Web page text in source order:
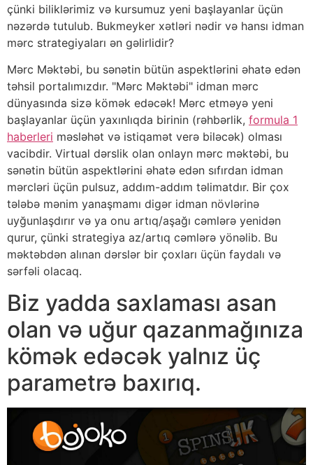
çünki biliklərimiz və kursumuz yeni başlayanlar üçün
nəzərdə tutulub. Bukmeyker xətləri nədir və hansı idman
mərc strategiyaları ən gəlirlidir?
Mərc Məktəbi, bu sənətin bütün aspektlərini əhatə edən
təhsil portalımızdır. "Mərc Məktəbi" idman mərc
dünyasında sizə kömək edəcək! Mərc etməyə yeni
başlayanlar üçün yaxınlıqda birinin (rəhbərlik, formula 1
haberleri məsləhət və istiqamət verə biləcək) olması
vacibdir. Virtual dərslik olan onlayn mərc məktəbi, bu
sənətin bütün aspektlərini əhatə edən sıfırdan idman
mərcləri üçün pulsuz, addım-addım təlimatdır. Bir çox
tələbə mənim yanaşmamı digər idman növlərinə
uyğunlaşdırır və ya onu artıq/aşağı cəmlərə yenidən
qurur, çünki strategiya az/artıq cəmlərə yönəlib. Bu
məktəbdən alınan dərslər bir çoxları üçün faydalı və
sərfəli olacaq.
Biz yadda saxlaması asan
olan və uğur qazanmağınıza
kömək edəcək yalnız üç
parametrə baxırıq.